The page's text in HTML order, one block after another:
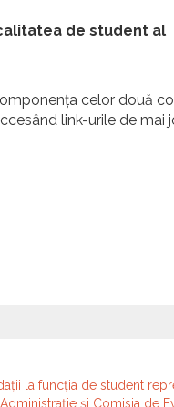
de student al
celor două
link-urile de mai
la funcția de student
și Comisia de